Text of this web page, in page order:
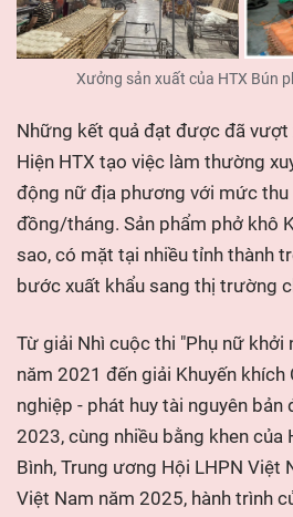
Xưởng sản xuất của HTX Bún
Những kết quả đạt được đã vượt
Hiện HTX tạo việc làm thường
động nữ địa phương với mức
đồng/tháng. Sản phẩm phở khô
sao, có mặt tại nhiều tỉnh thành
bước xuất khẩu sang thị trường
Từ giải Nhì cuộc thi "Phụ nữ khởi
năm 2021 đến giải Khuyến khích
nghiệp - phát huy tài nguyên bản
2023, cùng nhiều bằng khen của
Bình, Trung ương Hội LHPN Việt
Việt Nam năm 2025, hành trình